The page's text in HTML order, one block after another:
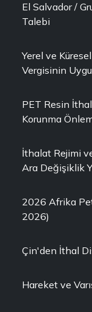
El Salvador /
Talebi
Yerel ve
Vergisinin
PET Resin
Korunma
İthalat Rejimi
Ara Değişiklik
2026 Afrika
2026)
Çin'den İthal
Hareket ve